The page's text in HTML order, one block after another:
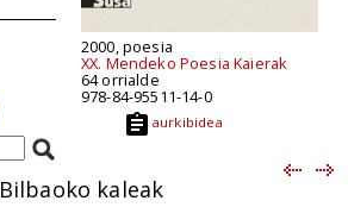
2000, poesia
XX. Mendeko Poesia Kaierak
64 orrialde
978-84-95511-14-0
aurkibidea
Bilbaoko kaleak